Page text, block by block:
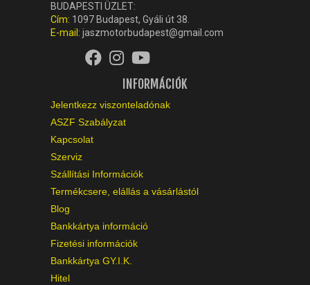
BUDAPESTI ÜZLET:
Cím: 1097 Budapest, Gyáli út 38.
E-mail: jaszmotorbudapest@gmail.com
INFORMÁCIÓK
Jelentkezz viszonteladónak
ASZF Szabályzat
Kapcsolat
Szerviz
Szállítási Információk
Termékcsere, elállás a vásárlástól
Blog
Bankkártya információ
Fizetési információk
Bankkártya GY.I.K.
Hitel